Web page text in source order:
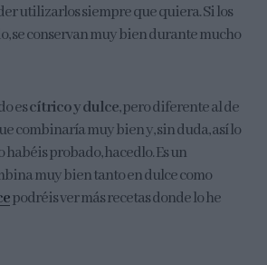
utilizarlos siempre que quiera. Si los
se conservan muy bien durante mucho
escítrico y dulce, pero diferente al de
combinaría muy bien y, sin duda, así lo
habéis probado, hacedlo. Es un
muy bien tanto en dulce como
podréis ver más recetas donde lo he